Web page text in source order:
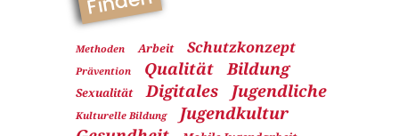
Methoden Arbeit Schutzkonzept
Prävention Qualität Bildung
Sexualität Digitales Jugendliche
Kulturelle Bildung
Jugendkultur